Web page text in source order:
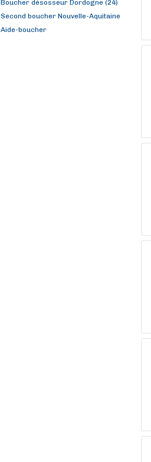
Boucher désosseur Dordogne (24)
Second boucher Nouvelle-Aquitaine
Aide-boucher